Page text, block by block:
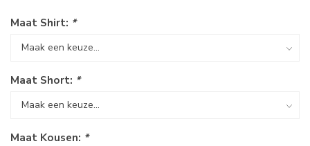
Maat Shirt: *
Maat Short: *
Maat Kousen: *